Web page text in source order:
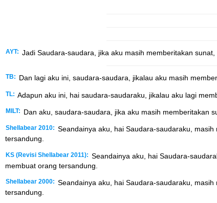
AYT: Jadi Saudara-saudara, jika aku masih memberitakan
TB: Dan lagi aku ini, saudara-saudara, jikalau aku masih
TL: Adapun aku ini, hai saudara-saudaraku, jikalau aku lagi
MILT: Dan aku, saudara-saudara, jika aku masih memberitakan
Shellabear 2010: Seandainya aku, hai Saudara-saudaraku,
tersandung.
KS (Revisi Shellabear 2011): Seandainya aku, hai Saudara-
membuat orang tersandung.
Shellabear 2000: Seandainya aku, hai Saudara-saudaraku,
tersandung.